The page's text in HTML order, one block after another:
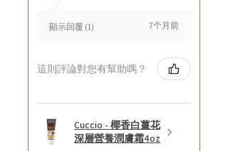
顯示回覆 (1) 7个月前
這則評論對您有幫助嗎？
Cuccio - 椰香白薑花
深層營養潤膚霜4oz